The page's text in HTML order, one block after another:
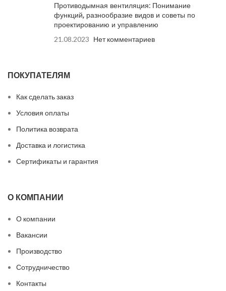
Противодымная вентиляция: Понимание
функций, разнообразие видов и советы по
проектированию и управлению
21.08.2023 Нет комментариев
ПОКУПАТЕЛЯМ
Как сделать заказ
Условия оплаты
Политика возврата
Доставка и логистика
Сертификаты и гарантия
О КОМПАНИИ
О компании
Вакансии
Производство
Сотрудничество
Контакты